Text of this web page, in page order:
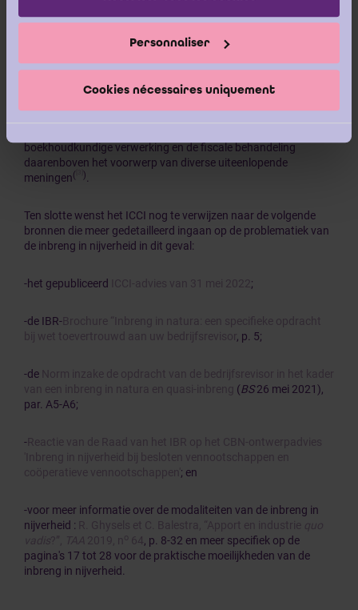
Personnaliser
Cookies nécessaires uniquement
van de bedrijfsrevisor moet aangeven of de waarden waartoe
de waarderingsmethodes leiden, ten minste overeenkomen
bedrijfsrevisor vermeldt welke werkelijke vergoeding als
tegenprestatie voor de inbreng wordt verstrekt.
boekhoudkundige verwerking en de fiscale behandeling
daarenboven het voorwerp van diverse uiteenlopende
meningen( )
Ten slotte wenst het ICCI nog te verwijzen naar de volgende
bronnen die meer gedetailleerd ingaan op de problematiek van
de inbreng in nijverheid in dit geval:
-het gepubliceerd ICCI-advies van 31 mei 2022 ;
-de IBR-Brochure “Inbreng in natura: een specifieke opdracht
bij wet toevertrouwd aan uw bedrijfsrevisor, p. 5;
-de Norm inzake de opdracht van de bedrijfsrevisor in het kader
van een inbreng in natura en quasi-inbreng (BS26 mei 2021),
par. A5-A6;
-Reactie van de Raad van het IBR op het CBN-ontwerpadvies
'Inbreng in nijverheid bij besloten vennootschappen en
coöperatieve vennootschappen' ; en
-voor meer informatie over de modaliteiten van de inbreng in
nijverheid : R. Ghysels et C. Balestra, “Apport en industrie quo
vadis?”, TAA 2019, n 64, p. 8-32 en meer specifiek op de
pagina's 17 tot 28 voor de praktische moeilijkheden van de
inbreng in nijverheid.